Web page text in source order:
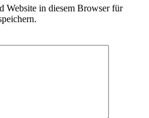
Website in diesem Browser für